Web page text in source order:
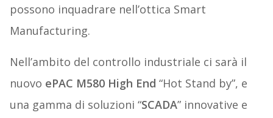
possono inquadrare nell’ottica Smart
Manufacturing.
Nell’ambito del controllo industriale ci sarà il
nuovo ePAC M580 High End “Hot Stand by”, e
una gamma di soluzioni “SCADA” innovative e